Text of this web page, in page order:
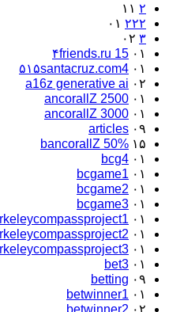
۲ ۱۱
۲۲۲ ۰۱
۳ ۰۲
۴friends.ru 15 ۰۱
۵۱۵santacruz.com4 ۰۱
a16z generative ai ۰۲
ancorallZ 2500 ۰۱
ancorallZ 3000 ۰۱
articles ۰۹
bancorallZ 50% ۱۵
bcg4 ۰۱
bcgame1 ۰۱
bcgame2 ۰۱
bcgame3 ۰۱
۰۱
۰۱
۰۱
bet3 ۰۱
betting ۰۹
betwinner1 ۰۱